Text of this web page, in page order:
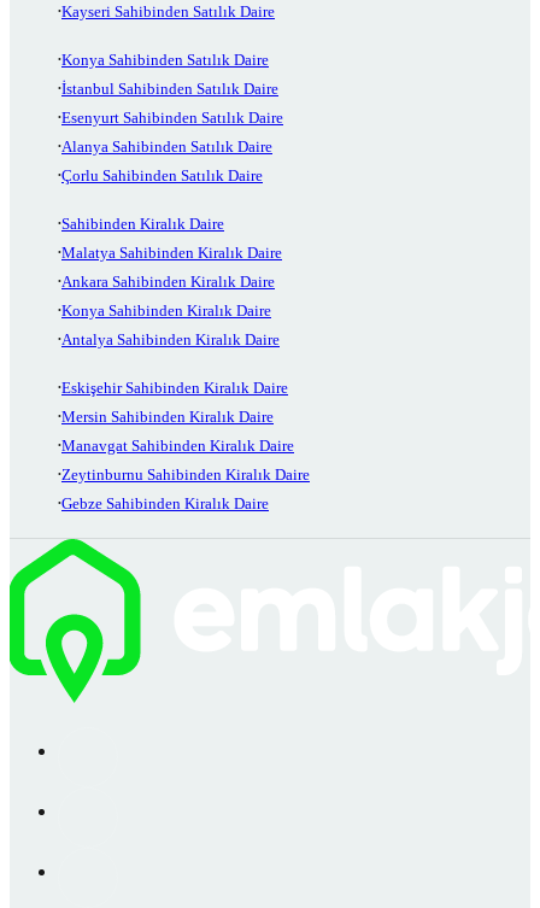
Kayseri Sahibinden Satılık Daire
Konya Sahibinden Satılık Daire
İstanbul Sahibinden Satılık Daire
Esenyurt Sahibinden Satılık Daire
Alanya Sahibinden Satılık Daire
Çorlu Sahibinden Satılık Daire
Sahibinden Kiralık Daire
Malatya Sahibinden Kiralık Daire
Ankara Sahibinden Kiralık Daire
Konya Sahibinden Kiralık Daire
Antalya Sahibinden Kiralık Daire
Eskişehir Sahibinden Kiralık Daire
Mersin Sahibinden Kiralık Daire
Manavgat Sahibinden Kiralık Daire
Zeytinburnu Sahibinden Kiralık Daire
Gebze Sahibinden Kiralık Daire